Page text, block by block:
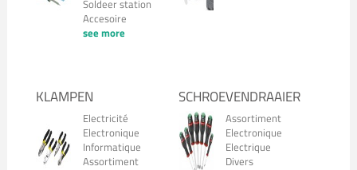
Soldeer station
Accesoire
see more
KLAMPEN
Electricité
Electronique
Informatique
Assortiment
SCHROEVENDRAAIER
Assortiment
Electronique
Electrique
Divers